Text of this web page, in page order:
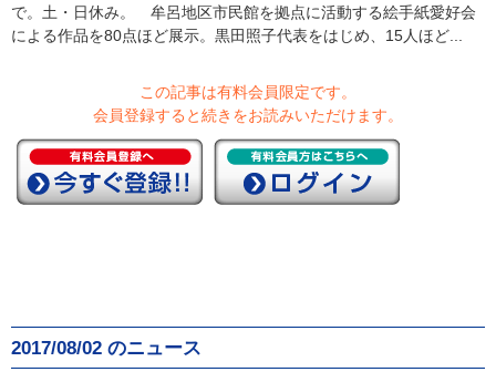
で。土・日休み。 牟呂地区市民館を拠点に活動する絵手紙愛好会
による作品を80点ほど展示。黒田照子代表をはじめ、15人ほど...
この記事は有料会員限定です。
会員登録すると続きをお読みいただけます。
2017/08/02 のニュース